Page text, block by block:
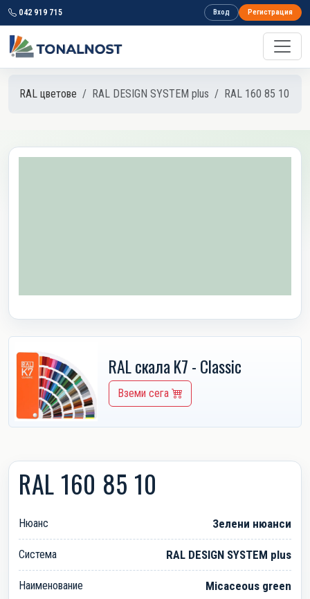
042 919 715 Вход Регистрация
RAL цветове RAL DESIGN SYSTEM plus RAL 160 85 10
RAL скала K7 - Classic
Вземи сега
RAL 160 85 10
Нюанс Зелени нюанси
Система RAL DESIGN SYSTEM plus
Наименование Micaceous green